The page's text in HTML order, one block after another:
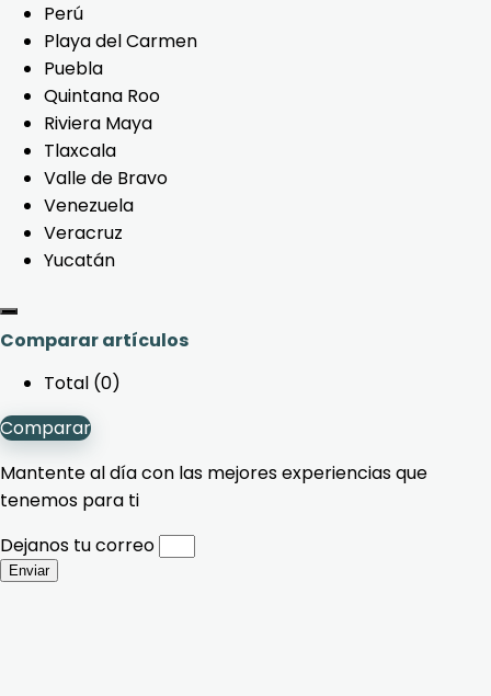
Perú
Playa del Carmen
Puebla
Quintana Roo
Riviera Maya
Tlaxcala
Valle de Bravo
Venezuela
Veracruz
Yucatán
Comparar artículos
Total (0)
Comparar
Mantente al día con las mejores experiencias que
tenemos para ti
Dejanos tu correo
Enviar